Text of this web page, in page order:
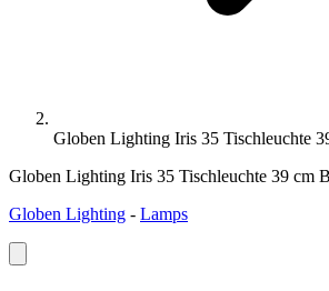
Globen Lighting Iris 35 Tischleuchte
Globen Lighting Iris 35 Tischleuchte 39 cm
Globen Lighting - Lamps